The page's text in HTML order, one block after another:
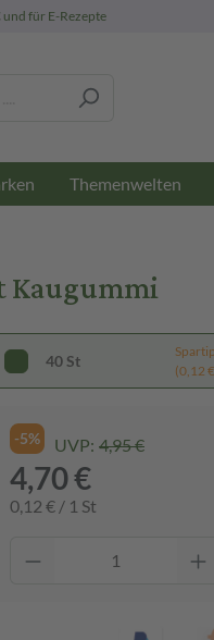
und für E-Rezepte
Themenwelten
Kaugummi
40 St
(0,12
-5% UVP: 4,95 €
4,70 €
0,12 € / 1 St